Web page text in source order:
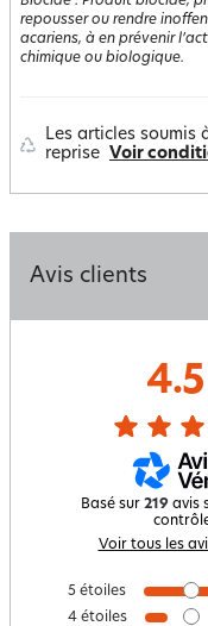
repousser ou rendre
acariens, à en prévenir
chimique ou biologique.
Les articles soumis
reprise Voir
Avis clients
Basé sur 219 avis
Voir tous les
5 étoiles
4 étoiles